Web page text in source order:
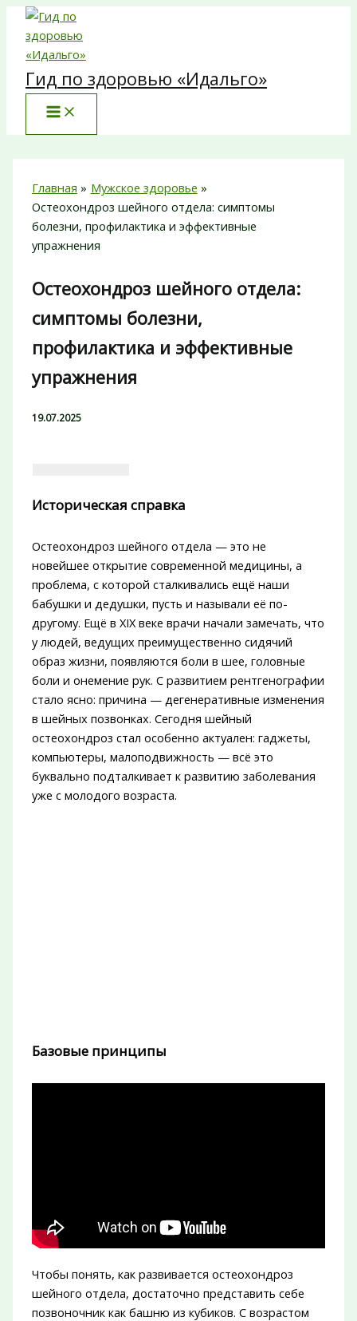
Перейти
содержимому
Гид по здоровью «Идальго»
Главная
Мужское здоровье
Остеохондроз шейного отдела: симптомы
болезни, профилактика и эффективные
упражнения
Остеохондроз шейного отдела:
симптомы болезни,
профилактика и эффективные
упражнения
19.07.2025
Историческая справка
Остеохондроз шейного отдела — это не
новейшее открытие современной медицины, а
проблема, с которой сталкивались ещё наши
бабушки и дедушки, пусть и называли её по-
другому. Ещё в XIX веке врачи начали замечать, что
у людей, ведущих преимущественно сидячий
образ жизни, появляются боли в шее, головные
боли и онемение рук. С развитием рентгенографии
стало ясно: причина — дегенеративные изменения
в шейных позвонках. Сегодня шейный
остеохондроз стал особенно актуален: гаджеты,
компьютеры, малоподвижность — всё это
буквально подталкивает к развитию заболевания
уже с молодого возраста.
Базовые принципы
Чтобы понять, как развивается остеохондроз
шейного отдела, достаточно представить себе
позвоночник как башню из кубиков. С возрастом